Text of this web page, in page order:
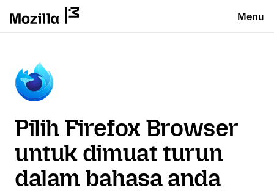
Menu
Pilih Firefox Browser
untuk dimuat turun
dalam bahasa anda